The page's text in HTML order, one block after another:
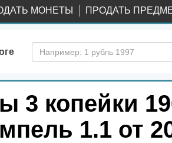
МОНЕТЫ ПРОДАТЬ
3 копейки
1.1 от